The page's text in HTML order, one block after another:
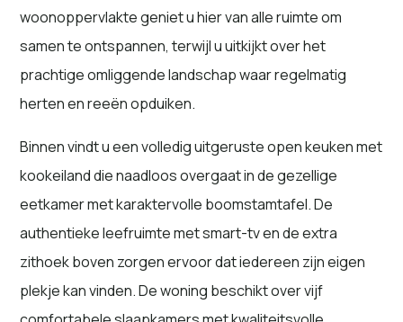
woonoppervlakte geniet u hier van alle ruimte om
samen te ontspannen, terwijl u uitkijkt over het
prachtige omliggende landschap waar regelmatig
herten en reeën opduiken.
Binnen vindt u een volledig uitgeruste open keuken met
kookeiland die naadloos overgaat in de gezellige
eetkamer met karaktervolle boomstamtafel. De
authentieke leefruimte met smart-tv en de extra
zithoek boven zorgen ervoor dat iedereen zijn eigen
plekje kan vinden. De woning beschikt over vijf